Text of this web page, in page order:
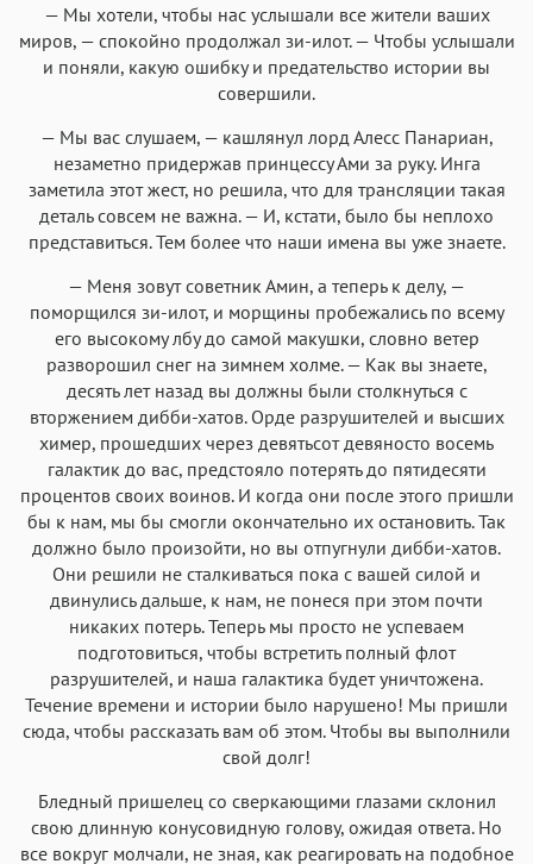
— Мы хотели, чтобы нас услышали все жители ваших
миров, — спокойно продолжал зи-илот. — Чтобы услышали
и поняли, какую ошибку и предательство истории вы
совершили.
— Мы вас слушаем, — кашлянул лорд Алесс Панариан,
незаметно придержав принцессу Ами за руку. Инга
заметила этот жест, но решила, что для трансляции такая
деталь совсем не важна. — И, кстати, было бы неплохо
представиться. Тем более что наши имена вы уже знаете.
— Меня зовут советник Амин, а теперь к делу, —
поморщился зи-илот, и морщины пробежались по всему
его высокому лбу до самой макушки, словно ветер
разворошил снег на зимнем холме. — Как вы знаете,
десять лет назад вы должны были столкнуться с
вторжением дибби-хатов. Орде разрушителей и высших
химер, прошедших через девятьсот девяносто восемь
галактик до вас, предстояло потерять до пятидесяти
процентов своих воинов. И когда они после этого пришли
бы к нам, мы бы смогли окончательно их остановить. Так
должно было произойти, но вы отпугнули дибби-хатов.
Они решили не сталкиваться пока с вашей силой и
двинулись дальше, к нам, не понеся при этом почти
никаких потерь. Теперь мы просто не успеваем
подготовиться, чтобы встретить полный флот
разрушителей, и наша галактика будет уничтожена.
Течение времени и истории было нарушено! Мы пришли
сюда, чтобы рассказать вам об этом. Чтобы вы выполнили
свой долг!
Бледный пришелец со сверкающими глазами склонил
свою длинную конусовидную голову, ожидая ответа. Но
все вокруг молчали, не зная, как реагировать на подобное